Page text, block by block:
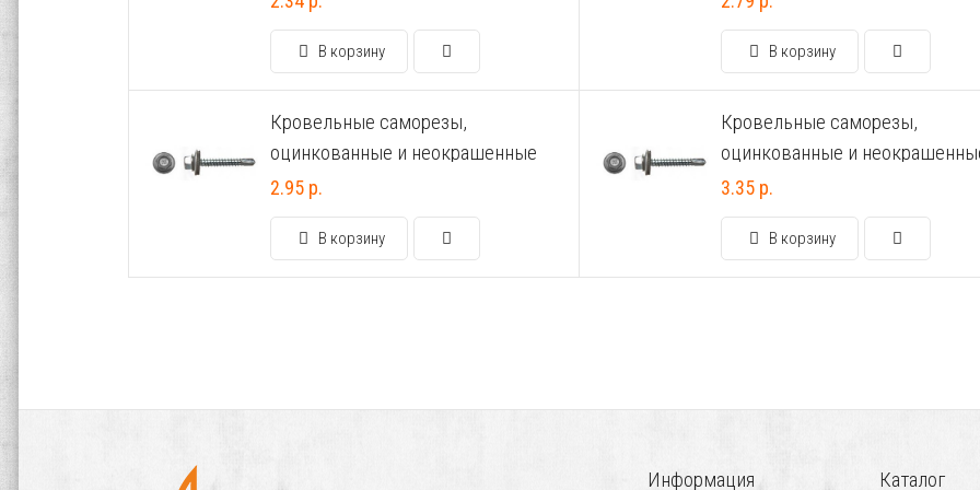
В корзину В корзину
Кровельные саморезы,
оцинкованные и неокрашенные
6.3х60
2.95 р.
В корзину
Кровельные саморезы,
оцинкованные и
6.3х64
3.35 р.
В корзину
Информация Каталог